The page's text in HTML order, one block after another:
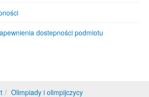
dostepności podmiotu
Olimpiady i olimpijczycy